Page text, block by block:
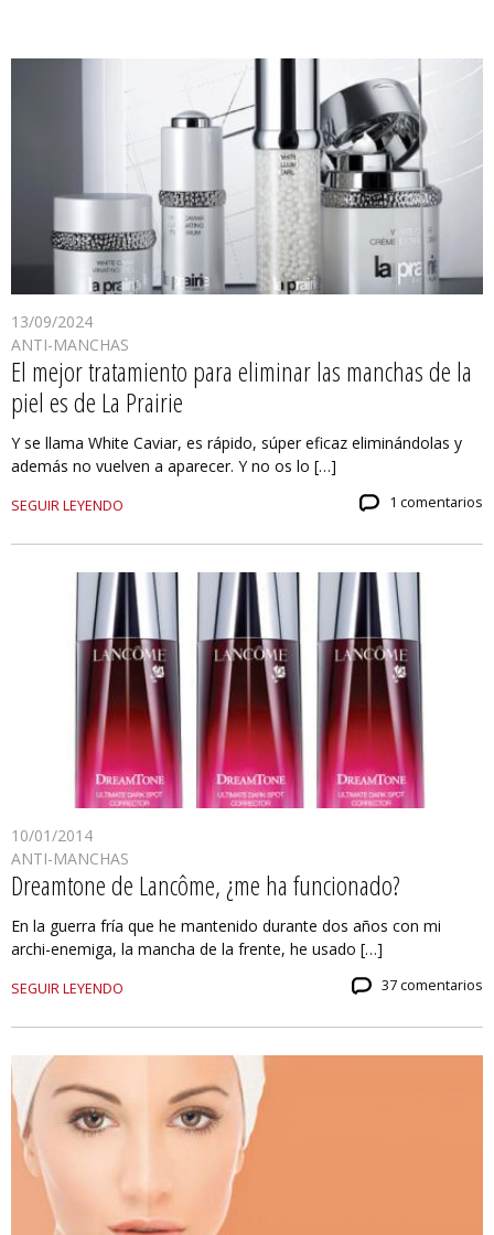
13/09/2024
ANTI-MANCHAS
El mejor tratamiento para eliminar las manchas de la
piel es de La Prairie
Y se llama White Caviar, es rápido, súper eficaz eliminándolas y
además no vuelven a aparecer. Y no os lo […]
SEGUIR LEYENDO 1 comentarios
10/01/2014
ANTI-MANCHAS
Dreamtone de Lancôme, ¿me ha funcionado?
En la guerra fría que he mantenido durante dos años con mi
archi-enemiga, la mancha de la frente, he usado […]
SEGUIR LEYENDO 37 comentarios